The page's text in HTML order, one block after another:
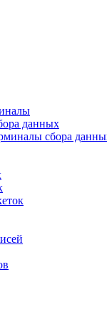
данных
сбора